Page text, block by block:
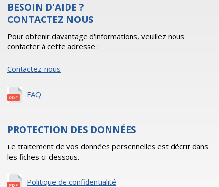
BESOIN D'AIDE ?
CONTACTEZ NOUS
Pour obtenir davantage d'informations, veuillez nous
contacter à cette adresse :
Contactez-nous
FAQ
PROTECTION DES DONNÉES
Le traitement de vos données personnelles est décrit dans
les fiches ci-dessous.
Politique de confidentialité